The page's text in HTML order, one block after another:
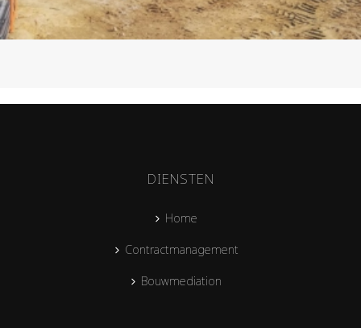
DIENSTEN
Home
Contractmanagement
Bouwmediation